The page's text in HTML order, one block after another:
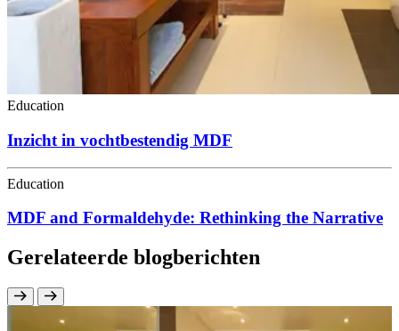
Education
Inzicht in vochtbestendig MDF
Education
MDF and Formaldehyde: Rethinking the Narrative
Gerelateerde blogberichten